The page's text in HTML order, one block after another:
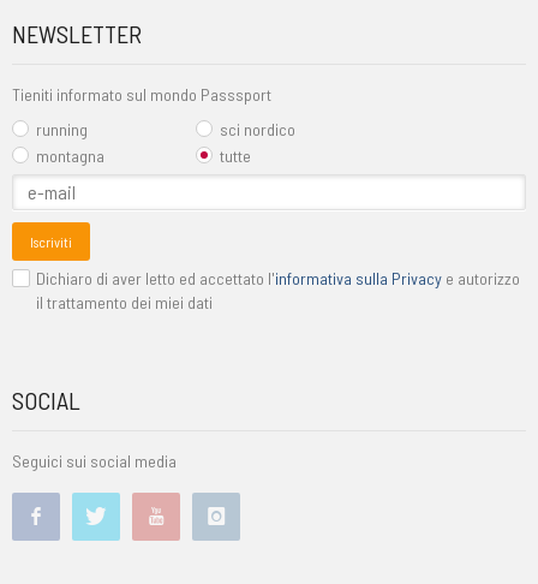
NEWSLETTER
Tieniti informato sul mondo Passsport
running
sci nordico
montagna
tutte
Iscriviti
Dichiaro di aver letto ed accettato l'informativa sulla Privacy e autorizzo
il trattamento dei miei dati
SOCIAL
Seguici sui social media